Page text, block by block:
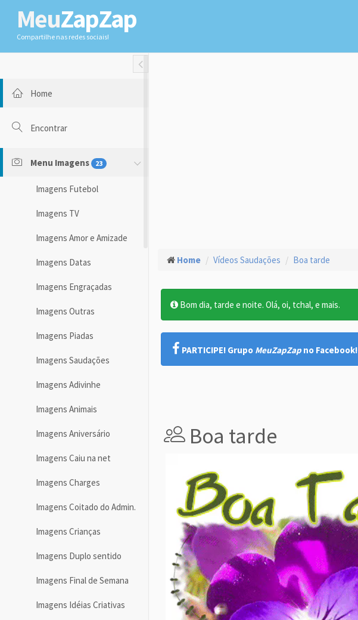
MeuZapZap
Compartilhe nas redes sociais!
Toggle Fullwidth
Home
Encontrar
Menu Imagens 23
Imagens Futebol
Imagens TV
Imagens Amor e Amizade
Imagens Datas
Imagens Engraçadas
Imagens Outras
Imagens Piadas
Imagens Saudações
Imagens Adivinhe
Imagens Animais
Imagens Aniversário
Imagens Caiu na net
Imagens Charges
Imagens Coitado do Admin.
Imagens Crianças
Imagens Duplo sentido
Imagens Final de Semana
Imagens Idéias Criativas
Home Vídeos Saudações Boa tarde
Bom dia, tarde e noite. Olá, oi, tchal, e mais.
PARTICIPE! Grupo MeuZapZap no Facebook!
Boa tarde